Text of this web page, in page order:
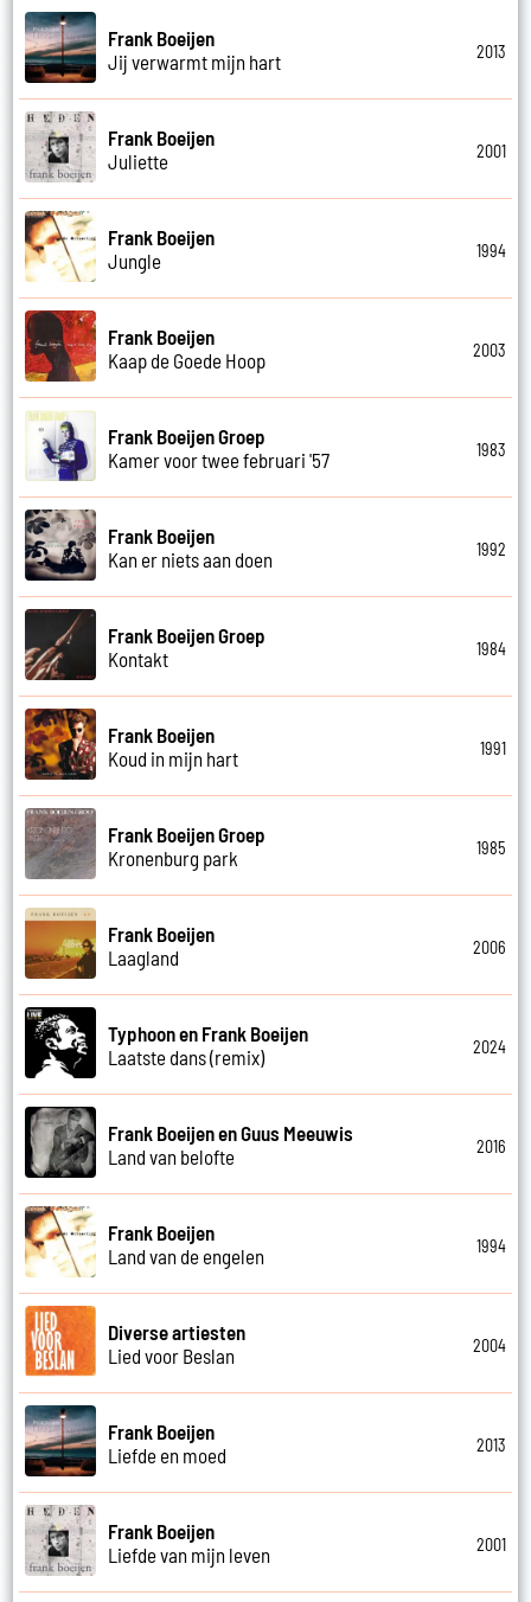
Frank Boeijen
Jij verwarmt mijn hart
2013
Frank Boeijen
Juliette
2001
Frank Boeijen
Jungle
1994
Frank Boeijen
Kaap de Goede Hoop
2003
Frank Boeijen Groep
Kamer voor twee februari '57
1983
Frank Boeijen
Kan er niets aan doen
1992
Frank Boeijen Groep
Kontakt
1984
Frank Boeijen
Koud in mijn hart
1991
Frank Boeijen Groep
Kronenburg park
1985
Frank Boeijen
Laagland
2006
Typhoon en Frank Boeijen
Laatste dans (remix)
2024
Frank Boeijen en Guus Meeuwis
Land van belofte
2016
Frank Boeijen
Land van de engelen
1994
Diverse artiesten
Lied voor Beslan
2004
Frank Boeijen
Liefde en moed
2013
Frank Boeijen
Liefde van mijn leven
2001